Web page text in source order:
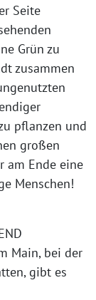
Seite
Grün zu
zusammen
pflanzen und
großen
am Ende eine
Menschen!
Main, bei der
gibt es